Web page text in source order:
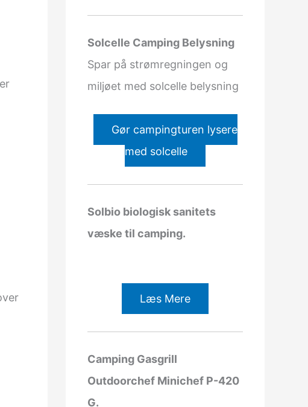
Solcelle Camping Belysning
Spar på strømregningen og
miljøet med solcelle belysning
Gør campingturen lysere
med solcelle
Solbio biologisk sanitets
væske til camping.
Læs Mere
Camping Gasgrill
Outdoorchef Minichef P-420
G.